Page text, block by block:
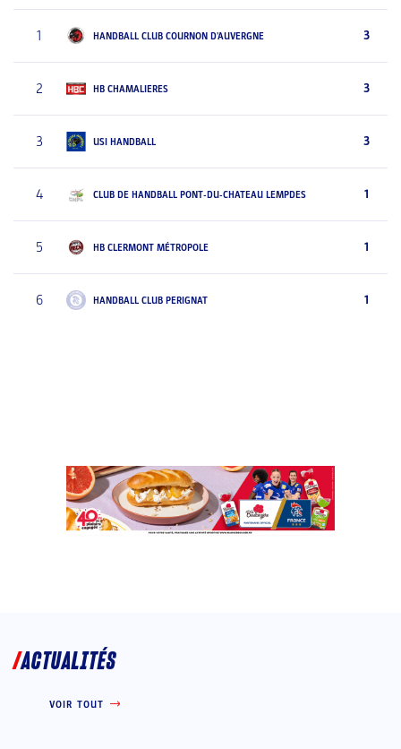
1 HANDBALL CLUB COURNON D'AUVERGNE 3
2 HB CHAMALIERES 3
3 USI HANDBALL 3
4 CLUB DE HANDBALL PONT-DU-CHATEAU LEMPDES 1
5 HB CLERMONT MÉTROPOLE 1
6 HANDBALL CLUB PERIGNAT 1
ACTUALITÉS
VOIR TOUT